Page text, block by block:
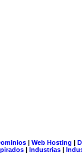
| Web Hosting |
| Industrias |